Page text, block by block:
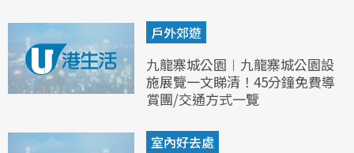
戶外郊遊
九龍寨城公園︱九龍寨城公園設
施展覽一文睇清！45分鐘免費導
賞團/交通方式一覽
室內好去處